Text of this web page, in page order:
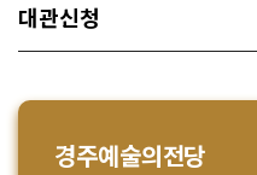
대관신청
경주예술의전당